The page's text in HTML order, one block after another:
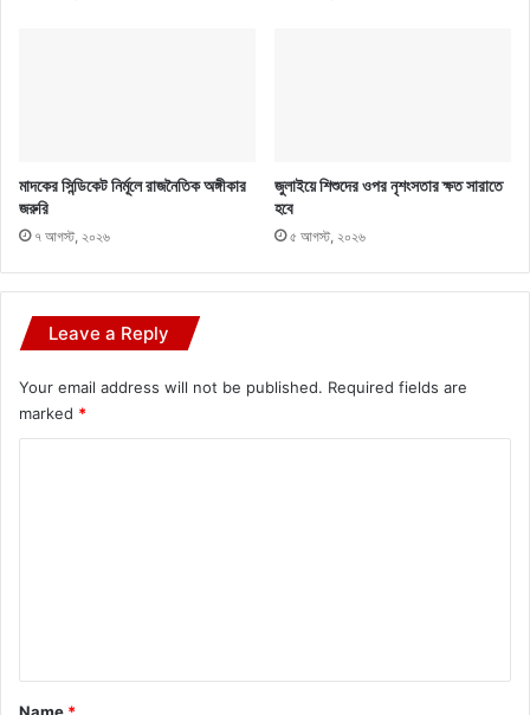
মাদকের সিন্ডিকেট নির্মূলে রাজনৈতিক অঙ্গীকার
জরুরি
৭ আগস্ট, ২০২৬
জুলাইয়ে শিশুদের ওপর নৃশংসতার ক্ষত সারাতে
হবে
৫ আগস্ট, ২০২৬
Leave a Reply
Your email address will not be published. Required fields are
marked *
*